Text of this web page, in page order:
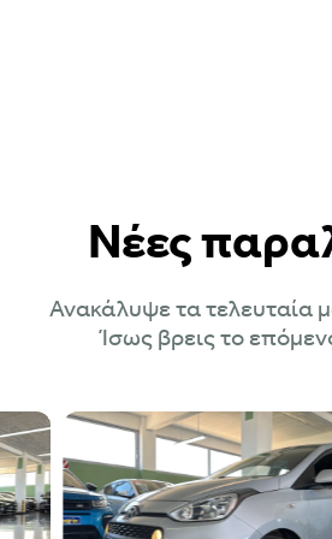
Νέες
Ανακάλυψε τα τελευταία
Ίσως βρεις το